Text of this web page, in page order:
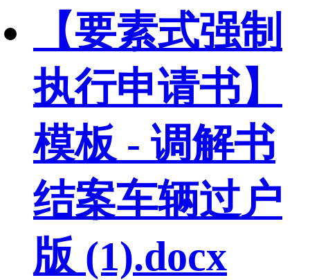
【要素式强制
执行申请书】
模板 - 调解书
结案车辆过户
版 (1).docx